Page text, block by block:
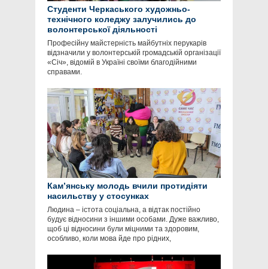
Студенти Черкаського художньо-
технічного коледжу залучились до
волонтерської діяльності
Професійну майстерність майбутніх перукарів
відзначили у волонтерській громадській організації
«Січ», відомій в Україні своїми благодійними
справами.
Кам’янську молодь вчили протидіяти
насильству у стосунках
Людина – істота соціальна, а відтак постійно
будує відносини з іншими особами. Дуже важливо,
щоб ці відносини були міцними та здоровим,
особливо, коли мова йде про рідних,